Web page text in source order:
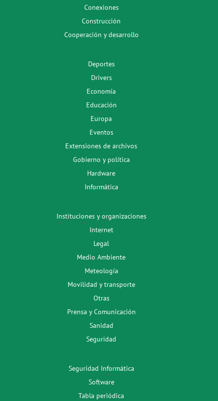
Conexiones
Construcción
Cooperación y desarrollo
Deportes
Drivers
Economía
Educación
Europa
Eventos
Extensiones de archivos
Gobierno y política
Hardware
Informática
Instituciones y organizaciones
Internet
Legal
Medio Ambiente
Meteología
Movilidad y transporte
Otras
Prensa y Comunicación
Sanidad
Seguridad
Seguridad Informática
Software
Tabla periódica